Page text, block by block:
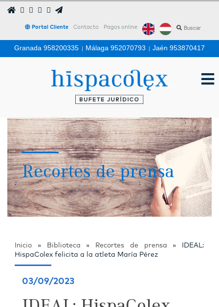
Portal Cliente Contacto Pagos online
Granada 958200335 | Málaga 952070793 | Jaén 953870417
Recortes de prensa
Inicio » Biblioteca » Recortes de prensa »
IDEAL:
HispaColex felicita a la atleta María Pérez
03/09/2023